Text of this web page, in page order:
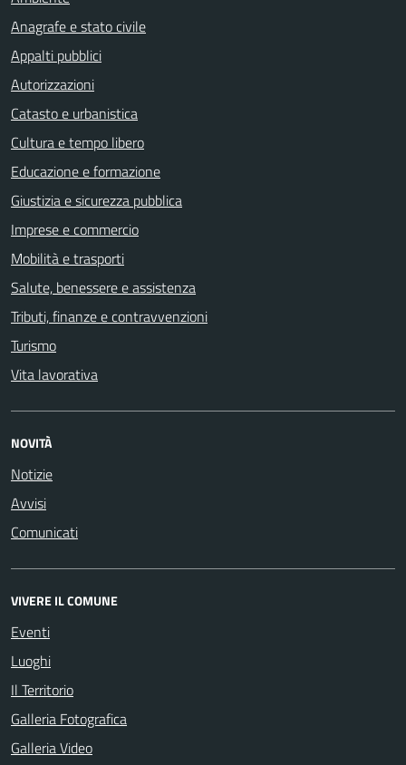
Anagrafe e stato civile
Appalti pubblici
Autorizzazioni
Catasto e urbanistica
Cultura e tempo libero
Educazione e formazione
Giustizia e sicurezza pubblica
Imprese e commercio
Mobilità e trasporti
Salute, benessere e assistenza
Tributi, finanze e contravvenzioni
Turismo
Vita lavorativa
NOVITÀ
Notizie
Avvisi
Comunicati
VIVERE IL COMUNE
Eventi
Luoghi
Il Territorio
Galleria Fotografica
Galleria Video